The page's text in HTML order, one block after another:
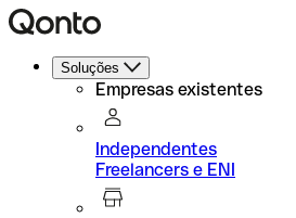
Soluções
Empresas existentes
Independentes
Freelancers e ENI